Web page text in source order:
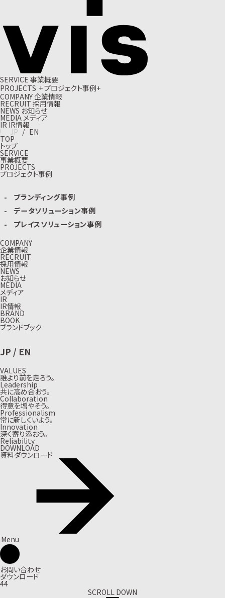
SERVICE 事業概要
PROJECTS +プロジェクト事例+
COMPANY企業情報
RECRUIT 採用情報
NEWS お知らせ
MEDIA メディア
IR IR情報
JP / EN
TOP
トップ
SERVICE
事業概要
PROJECTS
プロジェクト事例
ブランディング事例
データソリューション事例
プレイスソリューション事例
COMPANY
企業情報
RECRUIT
採用情報
NEWS
お知らせ
MEDIA
メディア
IR
IR情報
BRAND
BOOK
ブランドブック
JP / EN
VALUES
誰より前を走ろう。
Leadership
共に高め合おう。
Collaboration
得意を増やそう。
Professionalism
常に新しくいよう。
Innovation
深く寄り添おう。
Reliability
DOWNLOAD
資料ダウンロード
Menu
お問い合わせ
ダウンロード
44
SCROLL DOWN